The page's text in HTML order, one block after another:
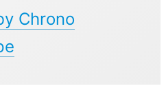
Chrono